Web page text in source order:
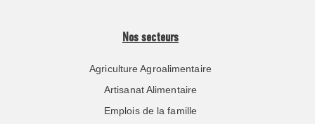
Nos secteurs
Agriculture Agroalimentaire
Artisanat Alimentaire
Emplois de la famille